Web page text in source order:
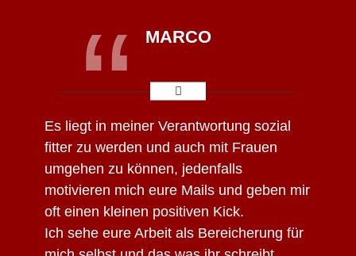
MARCO
“
Es liegt in meiner Verantwortung sozial
fitter zu werden und auch mit Frauen
umgehen zu können, jedenfalls
motivieren mich eure Mails und geben mir
oft einen kleinen positiven Kick.
Ich sehe eure Arbeit als Bereicherung für